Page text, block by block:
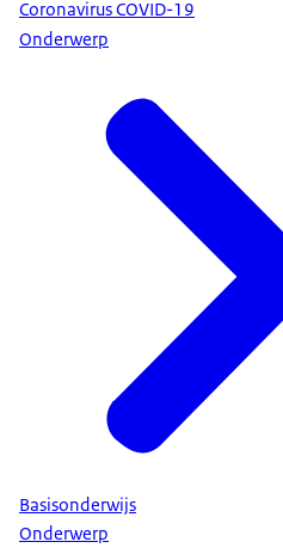
Coronavirus COVID-19
Onderwerp
Basisonderwijs
Onderwerp